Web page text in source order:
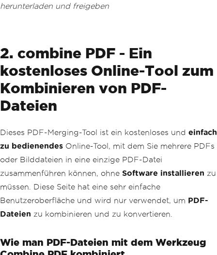
herunterladen und freigeben
2. combine PDF - Ein
kostenloses Online-Tool zum
Kombinieren von PDF-
Dateien
Dieses PDF-Merging-Tool ist ein kostenloses und einfach
zu bedienendes Online-Tool, mit dem Sie mehrere PDFs
oder Bilddateien in eine einzige PDF-Datei
zusammenführen können, ohne Software installieren zu
müssen. Diese Seite hat eine sehr einfache
Benutzeroberfläche und wird nur verwendet, um PDF-
Dateien zu kombinieren und zu konvertieren.
Wie man PDF-Dateien mit dem Werkzeug